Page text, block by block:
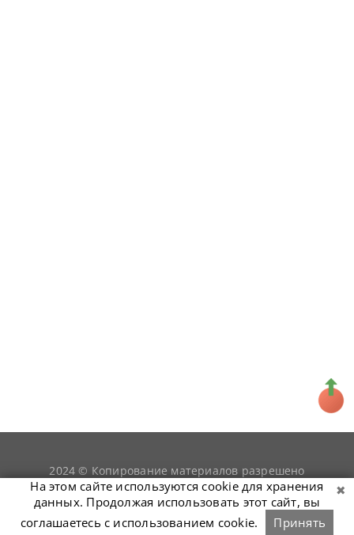
2024 © Копирование материалов разрешено
только при условии гиперссылки наsnookerist.ru
На этом сайте используются cookie для хранения
данных. Продолжая использовать этот сайт, вы
соглашаетесь с использованием cookie.
Принять